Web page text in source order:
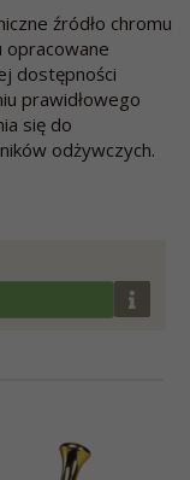
źródło chromu
dostępności
prawidłowego
się do
odżywczych.